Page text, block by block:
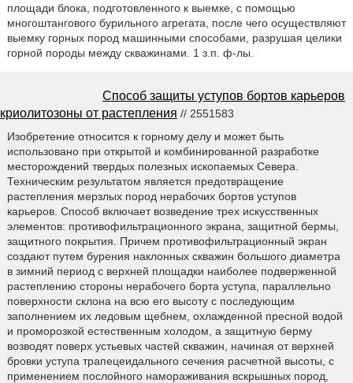
площади блока, подготовленного к выемке, с помощью
многоштангового бурильного агрегата, после чего осуществляют
выемку горных пород машинными способами, разрушая целики
горной породы между скважинами. 1 з.п. ф-лы.
Способ защиты уступов бортов карьеров
криолитозоны от растепления // 2551583
Изобретение относится к горному делу и может быть
использовано при открытой и комбинированной разработке
месторождений твердых полезных ископаемых Севера.
Техническим результатом является предотвращение
растепления мерзлых пород нерабочих бортов уступов
карьеров. Способ включает возведение трех искусственных
элементов: противофильтрационного экрана, защитной бермы,
защитного покрытия. Причем противофильтрационный экран
создают путем бурения наклонных скважин большого диаметра
в зимний период с верхней площадки наиболее подверженной
растеплению стороны нерабочего борта уступа, параллельно
поверхности склона на всю его высоту с последующим
заполнением их ледовым щебнем, охлажденной пресной водой
и проморозкой естественным холодом, а защитную берму
возводят поверх устьевых частей скважин, начиная от верхней
бровки уступа трапецеидального сечения расчетной высоты, с
применением послойного намораживания вскрышных пород,